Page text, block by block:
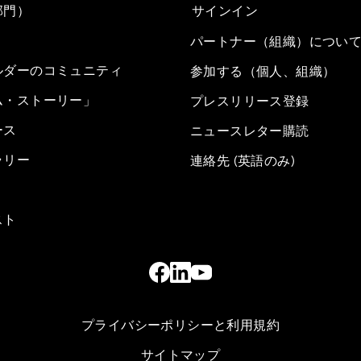
）
ーのコミュニティ
ストーリー」
リー
サインイン
パートナー（組織）につい
参加する（個人、組織）
プレスリリース登録
ニュースレター購読
連絡先 (英語のみ)
プライバシーポリシーと利用規約
サイトマップ